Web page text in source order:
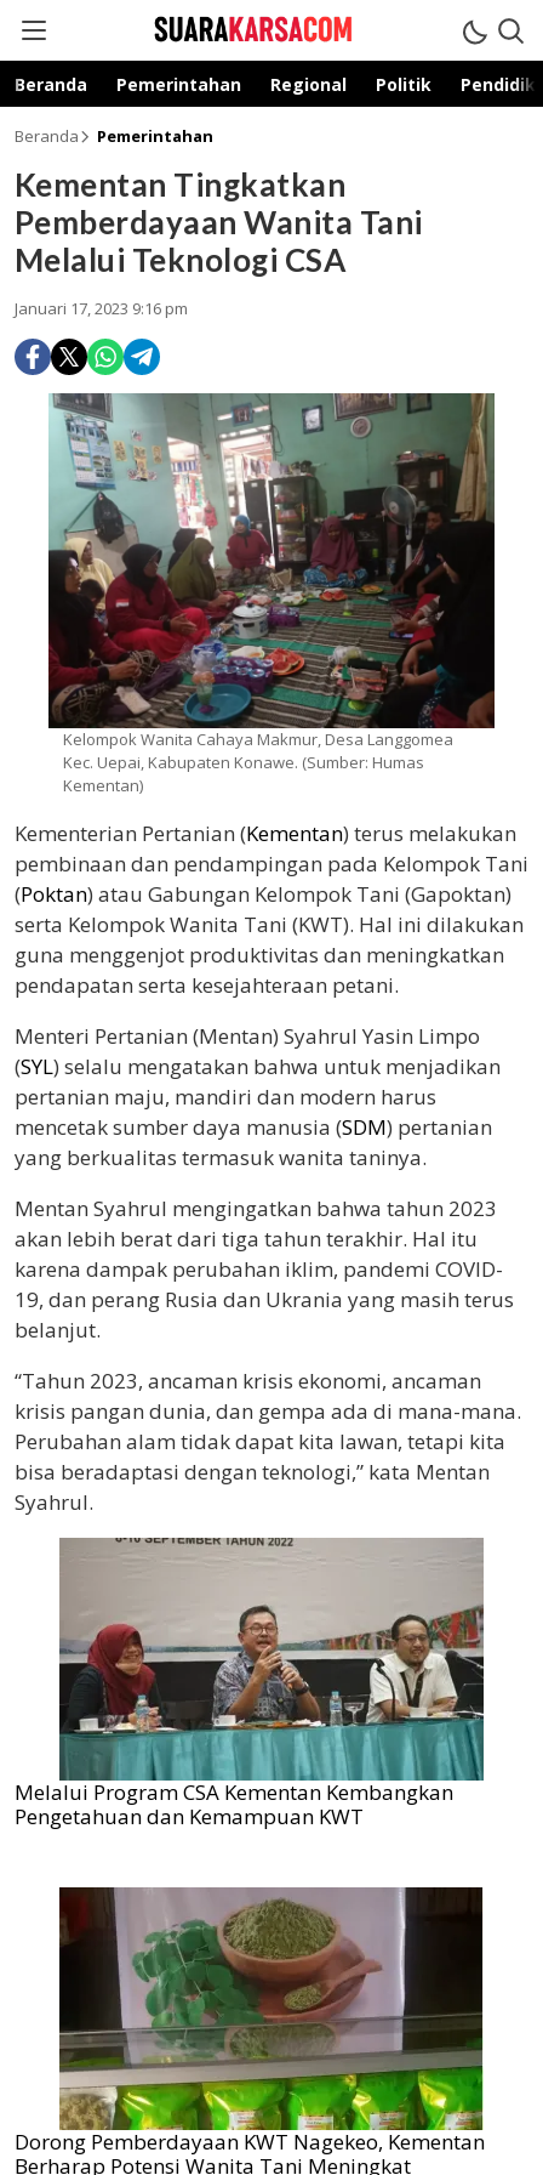
suarakarsa.com
Informasi terpercaya
Beranda Pemerintahan Regional Politik
Beranda Pemerintahan
Kementan Tingkatkan
Pemberdayaan Wanita Tani
Melalui Teknologi CSA
Januari 17, 2023 9:16 pm
Kelompok Wanita Cahaya Makmur, Desa Langgomea
Kec. Uepai, Kabupaten Konawe. (Sumber: Humas
Kementan)
Kementerian Pertanian (Kementan) terus melakukan
pembinaan dan pendampingan pada Kelompok Tani
(Poktan) atau Gabungan Kelompok Tani (Gapoktan)
serta Kelompok Wanita Tani (KWT). Hal ini dilakukan
guna menggenjot produktivitas dan meningkatkan
pendapatan serta kesejahteraan petani.
Menteri Pertanian (Mentan) Syahrul Yasin Limpo
(SYL) selalu mengatakan bahwa untuk menjadikan
pertanian maju, mandiri dan modern harus
mencetak sumber daya manusia (SDM) pertanian
yang berkualitas termasuk wanita taninya.
Mentan Syahrul mengingatkan bahwa tahun 2023
akan lebih berat dari tiga tahun terakhir. Hal itu
karena dampak perubahan iklim, pandemi COVID-
19, dan perang Rusia dan Ukrania yang masih terus
belanjut.
“Tahun 2023, ancaman krisis ekonomi, ancaman
krisis pangan dunia, dan gempa ada di mana-mana.
Perubahan alam tidak dapat kita lawan, tetapi kita
bisa beradaptasi dengan teknologi,” kata Mentan
Syahrul.
Melalui Program CSA Kementan Kembangkan
Pengetahuan dan Kemampuan KWT
Dorong Pemberdayaan KWT Nagekeo, Kementan
Berharap Potensi Wanita Tani Meningkat